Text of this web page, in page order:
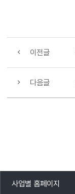
이전글
다음글
사업별 홈페이지
목록